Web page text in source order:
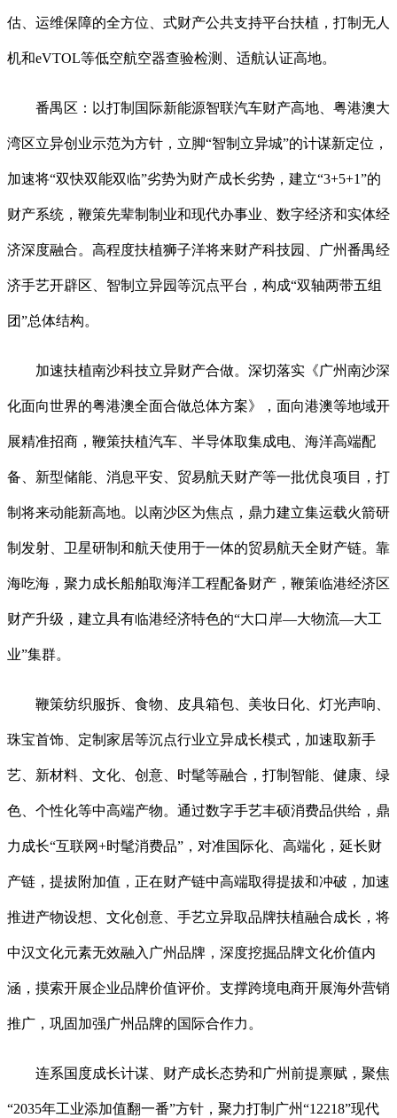
估、运维保障的全方位、式财产公共支持平台扶植，打制无人
机和eVTOL等低空航空器查验检测、适航认证高地。
番禺区：以打制国际新能源智联汽车财产高地、粤港澳大
湾区立异创业示范为方针，立脚“智制立异城”的计谋新定位，
加速将“双快双能双临”劣势为财产成长劣势，建立“3+5+1”的
财产系统，鞭策先辈制制业和现代办事业、数字经济和实体经
济深度融合。高程度扶植狮子洋将来财产科技园、广州番禺经
济手艺开辟区、智制立异园等沉点平台，构成“双轴两带五组
团”总体结构。
加速扶植南沙科技立异财产合做。深切落实《广州南沙深
化面向世界的粤港澳全面合做总体方案》，面向港澳等地域开
展精准招商，鞭策扶植汽车、半导体取集成电、海洋高端配
备、新型储能、消息平安、贸易航天财产等一批优良项目，打
制将来动能新高地。以南沙区为焦点，鼎力建立集运载火箭研
制发射、卫星研制和航天使用于一体的贸易航天全财产链。靠
海吃海，聚力成长船舶取海洋工程配备财产，鞭策临港经济区
财产升级，建立具有临港经济特色的“大口岸—大物流—大工
业”集群。
鞭策纺织服拆、食物、皮具箱包、美妆日化、灯光声响、
珠宝首饰、定制家居等沉点行业立异成长模式，加速取新手
艺、新材料、文化、创意、时髦等融合，打制智能、健康、绿
色、个性化等中高端产物。通过数字手艺丰硕消费品供给，鼎
力成长“互联网+时髦消费品”，对准国际化、高端化，延长财
产链，提拔附加值，正在财产链中高端取得提拔和冲破，加速
推进产物设想、文化创意、手艺立异取品牌扶植融合成长，将
中汉文化元素无效融入广州品牌，深度挖掘品牌文化价值内
涵，摸索开展企业品牌价值评价。支撑跨境电商开展海外营销
推广，巩固加强广州品牌的国际合作力。
连系国度成长计谋、财产成长态势和广州前提禀赋，聚焦
“2035年工业添加值翻一番”方针，聚力打制广州“12218”现代